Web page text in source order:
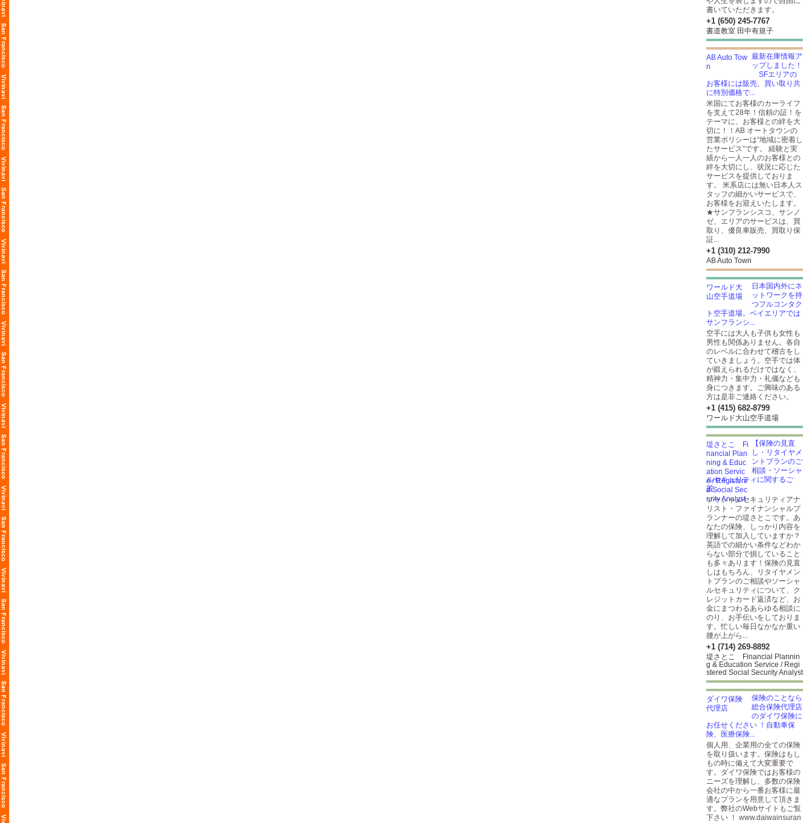
書いていただきます。
+1 (650) 245-7767
書道教室 田中有規子
最新在庫情報ア
ップしました！
SFエリアの
お客様には販売、買い取り共
に特別価格で...
米国にてお客様のカーライフ
を支えて28年！信頼の証！を
テーマに、お客様との絆を大
切に！！AB オートタウンの
営業ポリシーは“地域に密着し
たサービス”です。 経験と実
績から一人一人のお客様との
絆を大切にし、状況に応じた
サービスを提供しておりま
す。 米系店には無い日本人ス
タッフの細かいサービスで、
お客様をお迎えいたします。
★サンフランシスコ、サンノ
ゼ、エリアのサービスは、買
取り、優良車販売、買取り保
証...
+1 (310) 212-7990
AB Auto Town
日本国内外にネ
ットワークを持
つフルコンタク
ト空手道場。ベイエリアでは
サンフランシ...
空手には大人も子供も女性も
男性も関係ありません。各自
のレベルに合わせて稽古をし
ていきましょう。空手では体
が鍛えられるだけではなく、
精神力・集中力・礼儀なども
身につきます。ご興味のある
方は是非ご連絡ください。
+1 (415) 682-8799
ワールド大山空手道場
【保険の見直
し・リタイヤメ
ントプランのご
相談・ソーシャ
ルセキュリティに関するご
質...
ソーシャルセキュリティアナ
リスト・ファイナンシャルプ
ランナーの堤さとこです。あ
なたの保険、しっかり内容を
理解して加入していますか？
英語での細かい条件などわか
らない部分で損していること
も多々あります！保険の見直
しはもちろん、リタイヤメン
トプランのご相談やソーシャ
ルセキュリティについて、ク
レジットカード返済など、お
金にまつわるあらゆる相談に
のり、お手伝いをしておりま
す。忙しい毎日なかなか重い
腰が上がら...
+1 (714) 269-8892
堤さとこ Financial Plannin
g & Education Service / Regi
stered Social Security Analyst
保険のことなら
総合保険代理店
のダイワ保険に
お任せください ！自動車保
険、医療保険...
個人用、企業用の全ての保険
を取り扱います。保険はもし
もの時に備えて大変重要で
す。ダイワ保険ではお客様の
ニーズを理解し、多数の保険
会社の中から一番お客様に最
適なプランを用意して頂きま
す。弊社のWebサイトもご覧
下さい ！ www.daiwainsuran